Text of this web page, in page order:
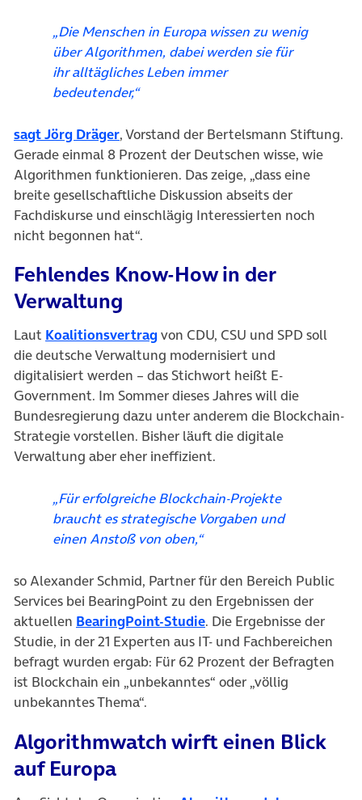
„Die Menschen in Europa wissen zu wenig
über Algorithmen, dabei werden sie für
ihr alltägliches Leben immer
bedeutender,“
sagt Jörg Dräger(öffnet in neuem Tab)
, Vorstand der Bertelsmann Stiftung.
Gerade einmal 8 Prozent der Deutschen wisse, wie
Algorithmen funktionieren. Das zeige, „dass eine
breite gesellschaftliche Diskussion abseits der
Fachdiskurse und einschlägig Interessierten noch
nicht begonnen hat“.
Fehlendes Know-How in der
Verwaltung
Laut Koalitionsvertrag(öffnet in neuem Tab)
von CDU, CSU und SPD soll
die deutsche Verwaltung modernisiert und
digitalisiert werden – das Stichwort heißt E-
Government. Im Sommer dieses Jahres will die
Bundesregierung dazu unter anderem die Blockchain-
Strategie vorstellen. Bisher läuft die digitale
Verwaltung aber eher ineffizient.
„Für erfolgreiche Blockchain-Projekte
braucht es strategische Vorgaben und
einen Anstoß von oben,“
so Alexander Schmid, Partner für den Bereich Public
Services bei BearingPoint zu den Ergebnissen der
aktuellen BearingPoint-Studie(öffnet in neuem Tab)
. Die Ergebnisse der
Studie, in der 21 Experten aus IT- und Fachbereichen
befragt wurden ergab: Für 62 Prozent der Befragten
ist Blockchain ein „unbekanntes“ oder „völlig
unbekanntes Thema“.
Algorithmwatch wirft einen Blick
auf Europa